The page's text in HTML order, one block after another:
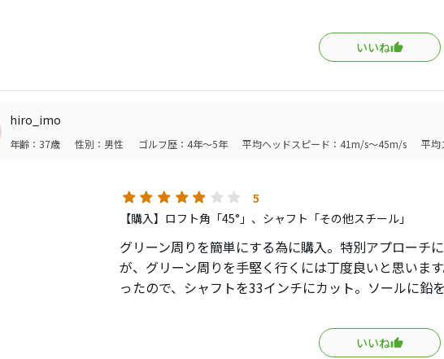
テークバックを大きくするよりも、コンパクトにヘッ
そうなるとエッジから15〜20Y以内に使用場面が限ら
また、ダフりには強くても、トップには強くないのでご
いいね
hiro_imo
年齢：37歳 性別：男性 ゴルフ歴：4年～5年 平均ヘッドスピード：41m/s～45m/s 平均
5
【購入】ロフト角「45°」、シャフト「その他スチール」
グリーン周りを簡単にする為に購入。特別アプローチ
が、グリーン周りを手堅く行くには丁度良いと思いま
ったので、シャフトを33インチにカット。ソールに鉛
合わせて使っていますが、かなり武器になります。グ
がさせないので、アイアン用の極太グリップを付けて
論、遊び心もあってゴルフが楽しくなる一本だと思いま
いいね